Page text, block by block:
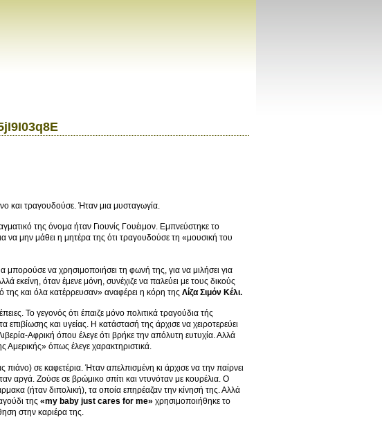
και τραγουδούσε. Ήταν μια μυσταγωγία.
της όνομα ήταν Γιουνίς Γουέιμον. Εμπνεύστηκε το
να μην μάθει η μητέρα της ότι τραγουδούσε τη «μουσική του
να χρησιμοποιήσει τη φωνή της, για να μιλήσει για
εκείνη, όταν έμενε μόνη, συνέχιζε να παλεύει με τους δικούς
και όλα κατέρρευσαν» αναφέρει η κόρη της Λίζα Σιμόν Κέλι.
Το γεγονός ότι έπαιζε μόνο πολιτικά τραγούδια τής
και υγείας. Η κατάστασή της άρχισε να χειροτερεύει
Αφρική όπου έλεγε ότι βρήκε την απόλυτη ευτυχία. Αλλά
Αμερικής» όπως έλεγε χαρακτηριστικά.
πιάνο) σε καφετέρια. Ήταν απελπισμένη κι άρχισε να την παίρνει
αργά. Ζούσε σε βρώμικο σπίτι και ντυνόταν με κουρέλια. Ο
(ήταν διπολική), τα οποία επηρέαζαν την κίνησή της. Αλλά
της «my baby just cares for me» χρησιμοποιήθηκε το
στην καριέρα της.